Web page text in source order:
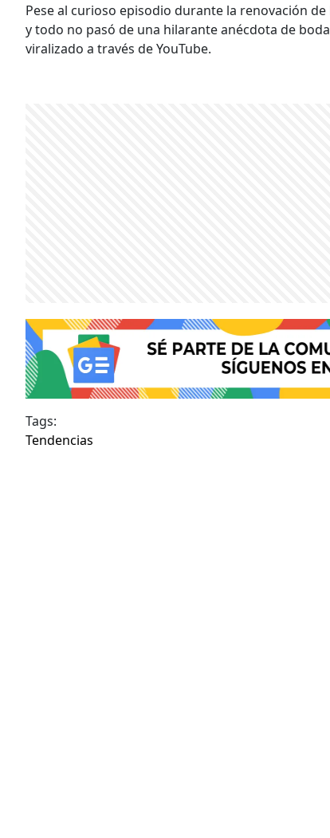
Pese al curioso episodio durante la renovación
y todo no pasó de una hilarante anécdota de
viralizado a través de YouTube.
Tags:
Tendencias